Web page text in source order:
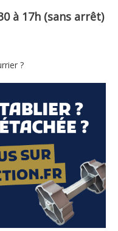
à 17h (sans arrêt)
?